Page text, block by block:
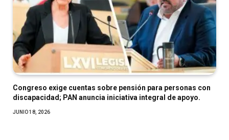
Congreso exige cuentas sobre pensión para personas con
discapacidad; PAN anuncia iniciativa integral de apoyo.
JUNIO 18, 2026